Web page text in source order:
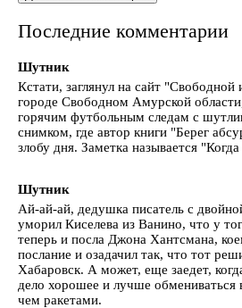
Последние комментарии
Шутник
Кстати, заглянул на сайт "Свободной
городе Свободном Амурской
горячим футбольным следам с
снимком, где автор книги "Берег
злобу дня. Заметка называется
Шутник
Ай-ай-ай, дедушка писатель с
уморил Киселева из Ванино, что у
теперь и посла Джона Хантсмана,
послание и озадачил так, что тот
Хабаровск. А может, еще заедет,
дело хорошее и лучше обмениваться
чем ракетами.